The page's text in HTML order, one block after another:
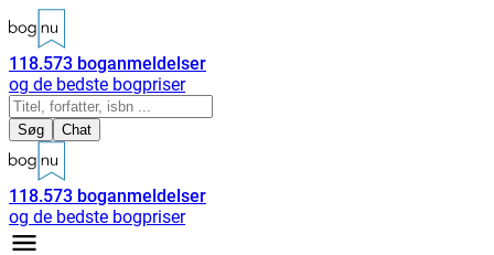
118.573 boganmeldelser
og de bedste bogpriser
Søg Chat
118.573 boganmeldelser
og de bedste bogpriser